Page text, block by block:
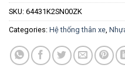
SKU: 64431K2SN00ZK
Categories: Hệ thống thân xe